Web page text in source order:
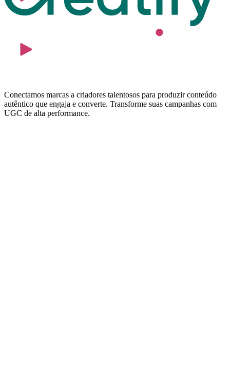
Conectamos marcas a criadores talentosos para produzir conteúdo
autêntico que engaja e converte. Transforme suas campanhas com
UGC de alta performance.